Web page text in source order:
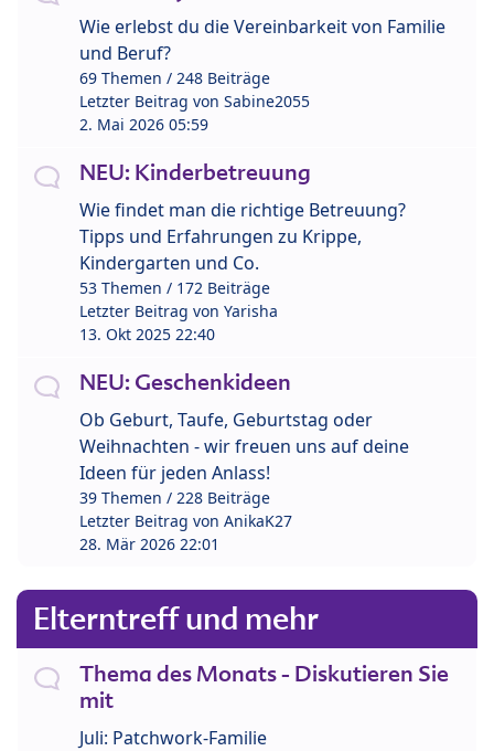
Wie erlebst du die Vereinbarkeit von Familie
und Beruf?
69 Themen / 248 Beiträge
Letzter Beitrag von Sabine2055
2. Mai 2026 05:59
NEU: Kinderbetreuung
Wie findet man die richtige Betreuung?
Tipps und Erfahrungen zu Krippe,
Kindergarten und Co.
53 Themen / 172 Beiträge
Letzter Beitrag von Yarisha
13. Okt 2025 22:40
NEU: Geschenkideen
Ob Geburt, Taufe, Geburtstag oder
Weihnachten - wir freuen uns auf deine
Ideen für jeden Anlass!
39 Themen / 228 Beiträge
Letzter Beitrag von AnikaK27
28. Mär 2026 22:01
Elterntreff und mehr
Thema des Monats - Diskutieren Sie
mit
Juli: Patchwork-Familie